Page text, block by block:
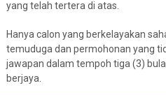
yang telah tertera di atas.
Hanya calon yang berkelayakan
temuduga dan permohonan yang
jawapan dalam tempoh tiga (3)
berjaya.